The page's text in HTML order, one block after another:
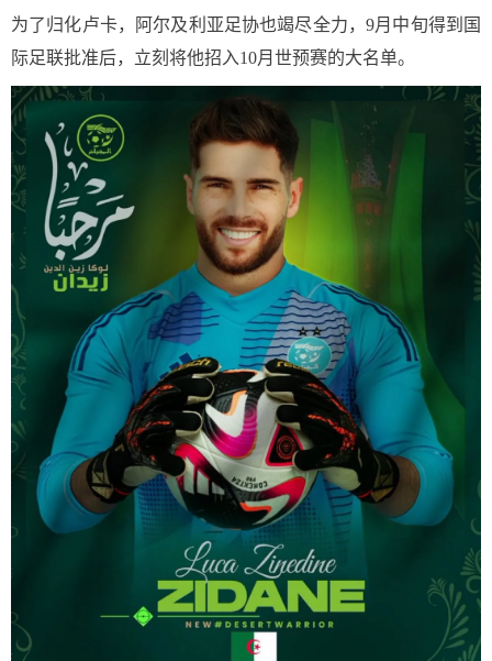
为了归化卢卡，阿尔及利亚足协也竭尽全力，9月中旬得到国
际足联批准后，立刻将他招入10月世预赛的大名单。